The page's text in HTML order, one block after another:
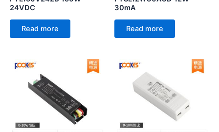
24VDC
Read more
30mA
Read more